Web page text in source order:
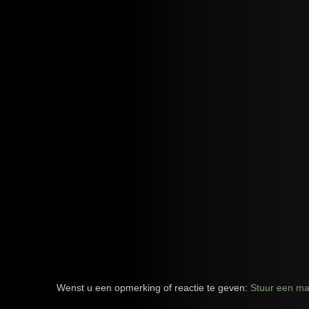
Wenst u een opmerking of reactie te geven: Stuur een